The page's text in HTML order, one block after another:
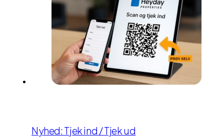
Nyhed: Tjek ind / Tjek ud